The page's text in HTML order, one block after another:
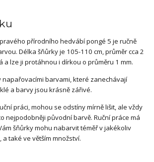
přírodního hedvábí pongé 5 je ručně
Délka šňůrky je 105-110 cm, průměr cca 2
a lze ji protáhnou i dírkou o průměru 1 mm.
napařovacími barvami, které zanechávají
a barvy jsou krásně zářivé.
práci, mohou se odstíny mírně lišit, ale vždy
nejpodobněji původní barvě. Ruční práce má
šňůrky mohu nabarvit téměř v jakékoliv
také ve větším množství.